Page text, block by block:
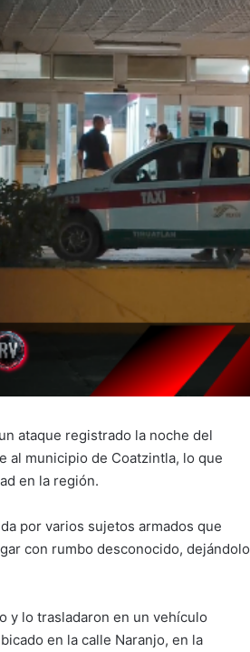
ataque registrado la noche del
al municipio de Coatzintla, lo que
en la región.
por varios sujetos armados que
con rumbo desconocido, dejándolo
y lo trasladaron en un vehículo
en la calle Naranjo, en la